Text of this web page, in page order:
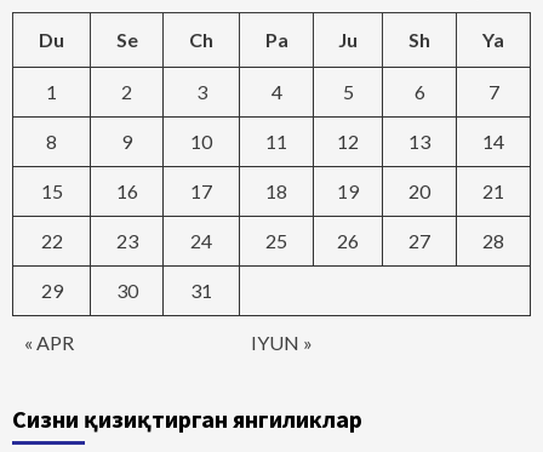
Du Se Ch Pa Ju Sh Ya
« APR IYUN »
1 2 3 4 5 6 7
8 9 10 11 12 13 14
15 16 17 18 19 20 21
22 23 24 25 26 27 28
29 30 31
Сизни қизиқтирган янгиликлар